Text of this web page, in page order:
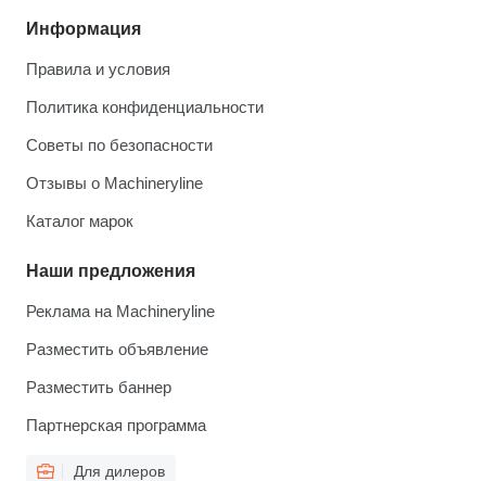
Информация
Правила и условия
Политика конфиденциальности
Советы по безопасности
Отзывы о Machineryline
Каталог марок
Наши предложения
Реклама на Machineryline
Разместить объявление
Разместить баннер
Партнерская программа
Для дилеров